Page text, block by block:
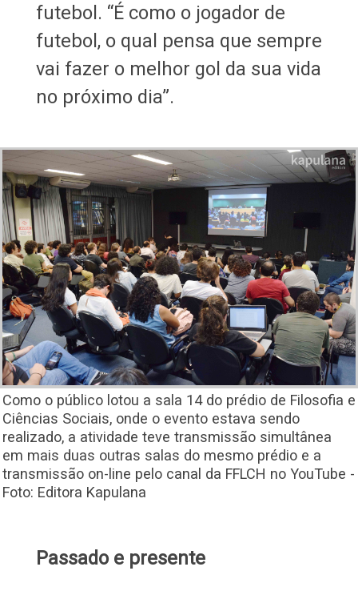
futebol. “É como o jogador de
futebol, o qual pensa que sempre
vai fazer o melhor gol da sua vida
no próximo dia”.
​Como o público lotou a sala 14 do prédio de Filosofia e
Ciências Sociais, onde o evento estava sendo
realizado, a atividade teve transmissão simultânea
em mais duas outras salas do mesmo prédio e a
transmissão on-line pelo canal da FFLCH no YouTube -
Foto: Editora Kapulana
Passado e presente